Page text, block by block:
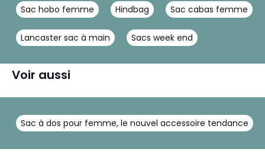
Sac hobo femme Hindbag Sac cabas femme
Lancaster sac à main Sacs week end
Voir aussi
Sac à dos pour femme, le nouvel accessoire tendance